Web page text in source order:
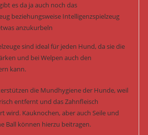
es da ja auch noch das
beziehungsweise Intelligenzspielzeug
anzukurbeln
sind ideal für jeden Hund, da sie die
und bei Welpen auch den
kann.
die Mundhygiene der Hunde, weil
entfernt und das Zahnfleisch
wird. Kauknochen, aber auch Seile und
Ball können hierzu beitragen.